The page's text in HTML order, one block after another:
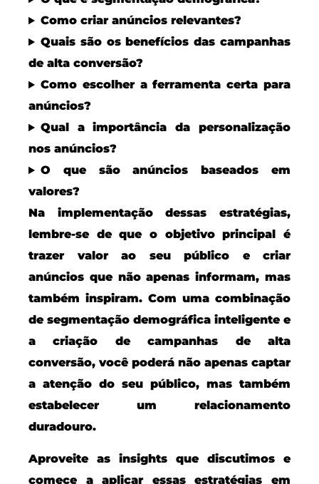
Como criar anúncios relevantes?
Quais são os benefícios das campanhas
de alta conversão?
Como escolher a ferramenta certa para
anúncios?
Qual a importância da personalização
nos anúncios?
O que são anúncios baseados em
valores?
Na implementação dessas estratégias,
lembre-se de que o objetivo principal é
trazer valor ao seu público e criar
anúncios que não apenas informam, mas
também inspiram. Com uma combinação
de segmentação demográfica inteligente e
a criação de campanhas de alta
conversão, você poderá não apenas captar
a atenção do seu público, mas também
estabelecer um relacionamento
duradouro.
Aproveite as insights que discutimos e
comece a aplicar essas estratégias em